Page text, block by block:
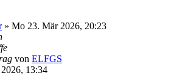
» Mo 23. Mär 2026, 20:23
von ELFGS
13:34